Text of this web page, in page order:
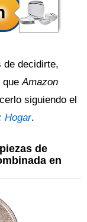
de decidirte,
queAmazon
siguiendo el
Hogar.
de
en